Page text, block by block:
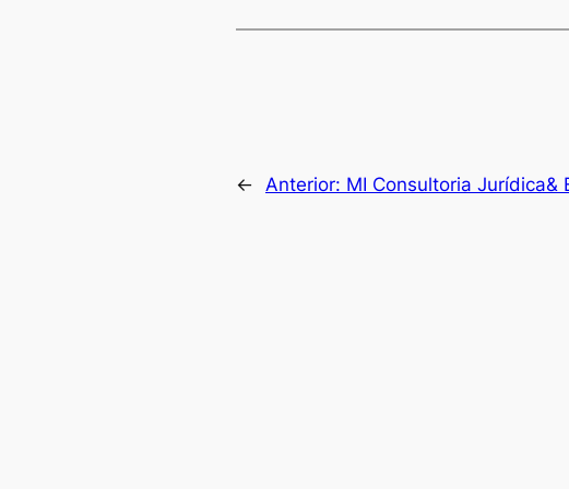
← Anterior: MI Consultoria Jurídica&